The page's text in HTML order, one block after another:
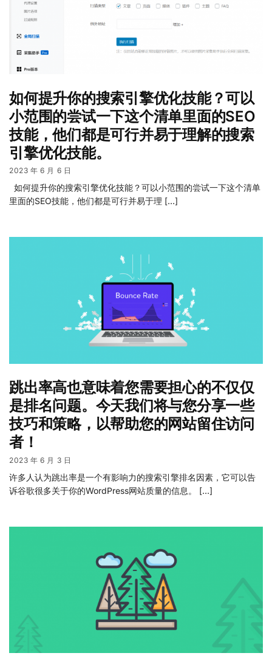
如何提升你的搜索引擎优化技能？可以
小范围的尝试一下这个清单里面的SEO
技能，他们都是可行并易于理解的搜索
引擎优化技能。
2023 年 6 月 6 日
如何提升你的搜索引擎优化技能？可以小范围的尝试一下这个清单
里面的SEO技能，他们都是可行并易于理 […]
跳出率高也意味着您需要担心的不仅仅
是排名问题。今天我们将与您分享一些
技巧和策略，以帮助您的网站留住访问
者！
2023 年 6 月 3 日
许多人认为跳出率是一个有影响力的搜索引擎排名因素，它可以告
诉谷歌很多关于你的WordPress网站质量的信息。 […]